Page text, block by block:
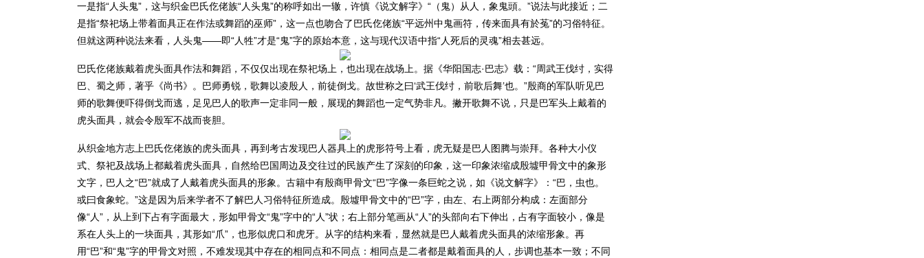
一是指“人头鬼”，这与织金巴氏仡佬族“人头鬼”的称呼如出一辙，许慎《说文解字》“（鬼）从人，象鬼頭。”说法与此接近；二
是指“祭祀场上带着面具正在作法或舞蹈的巫师”，这一点也吻合了巴氏仡佬族“平远州中鬼画符，传来面具有於菟”的习俗特征。
但就这两种说法来看，人头鬼——即“人牲”才是“鬼”字的原始本意，这与现代汉语中指“人死后的灵魂”相去甚远。
巴氏仡佬族戴着虎头面具作法和舞蹈，不仅仅出现在祭祀场上，也出现在战场上。据《华阳国志·巴志》载：“周武王伐纣，实得
巴、蜀之师，著乎《尚书》。巴师勇锐，歌舞以凌殷人，前徒倒戈。故世称之曰‘武王伐纣，前歌后舞’也。”殷商的军队听见巴
师的歌舞便吓得倒戈而逃，足见巴人的歌声一定非同一般，展现的舞蹈也一定气势非凡。撇开歌舞不说，只是巴军头上戴着的
虎头面具，就会令殷军不战而丧胆。
从织金地方志上巴氏仡佬族的虎头面具，再到考古发现巴人器具上的虎形符号上看，虎无疑是巴人图腾与崇拜。各种大小仪
式、祭祀及战场上都戴着虎头面具，自然给巴国周边及交往过的民族产生了深刻的印象，这一印象浓缩成殷墟甲骨文中的象形
文字，巴人之“巴”就成了人戴着虎头面具的形象。古籍中有殷商甲骨文“巴”字像一条巨蛇之说，如《说文解字》：“巴，虫也。
或曰食象蛇。”这是因为后来学者不了解巴人习俗特征所造成。殷墟甲骨文中的“巴”字，由左、右上两部分构成：左面部分
像“人”，从上到下占有字面最大，形如甲骨文“鬼”字中的“人”状；右上部分笔画从“人”的头部向右下伸出，占有字面较小，像是
系在人头上的一块面具，其形如“爪”，也形似虎口和虎牙。从字的结构来看，显然就是巴人戴着虎头面具的浓缩形象。再
用“巴”和“鬼”字的甲骨文对照，不难发现其中存在的相同点和不同点：相同点是二者都是戴着面具的人，步调也基本一致；不同